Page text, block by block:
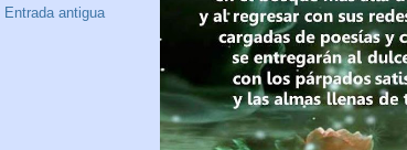
Entrada antigua